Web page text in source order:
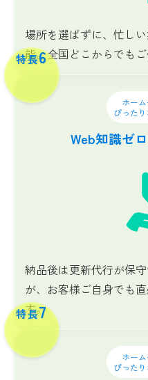
場所を選ばずに、忙し
能。全国どこからでもご
ホー
ぴった
特長6
Web知識ゼ
納品後は更新代行が保
が、お客様ご自身でも
す。
ホー
ぴった
特長7